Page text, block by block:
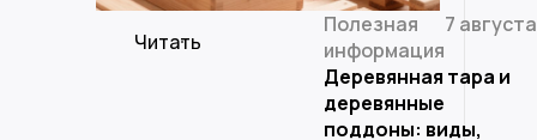
Читать
Полезная
информация
7 августа
Деревянная тара и
деревянные
поддоны: виды,